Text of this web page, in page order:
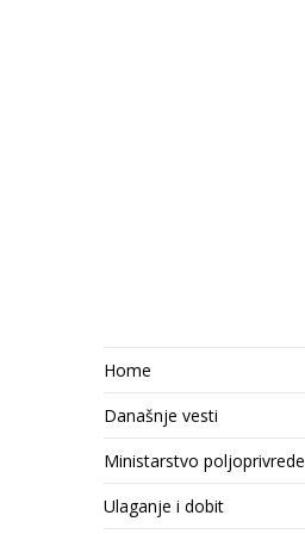
Home
Današnje vesti
Ministarstvo poljoprivrede
Ulaganje i dobit